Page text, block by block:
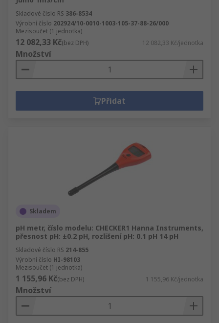
Skladové číslo RS 386-8534
Výrobní číslo 202924/10-0010-1003-105-37-88-26/000
Mezisoučet (1 jednotka)
12 082,33 Kč(bez DPH) 12 082,33 Kč/jednotka
Množství
Přidat
Skladem
pH metr, číslo modelu: CHECKER1 Hanna Instruments,
přesnost pH: ±0.2 pH, rozlišení pH: 0.1 pH 14 pH
Skladové číslo RS 214-855
Výrobní číslo HI-98103
Mezisoučet (1 jednotka)
1 155,96 Kč(bez DPH) 1 155,96 Kč/jednotka
Množství